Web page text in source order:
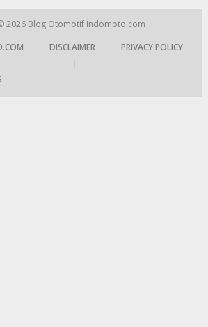
2026 Blog Otomotif Indomoto.com
DISCLAIMER
PRIVACY POLICY